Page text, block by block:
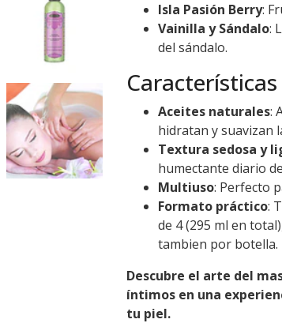
Isla Pasión Berry:
Vainilla y Sándalo:
del sándalo.
Aceites naturales:
hidratan y suavizan
Textura sedosa y
humectante diario
Multiuso: Perfecto
Formato práctico:
de 4 (295 ml en
tambien por botella.
Descubre el arte del
íntimos en una
tu piel.